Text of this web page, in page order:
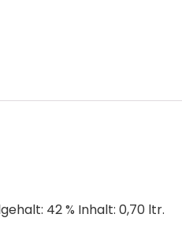
42 % Inhalt: 0,70 ltr.